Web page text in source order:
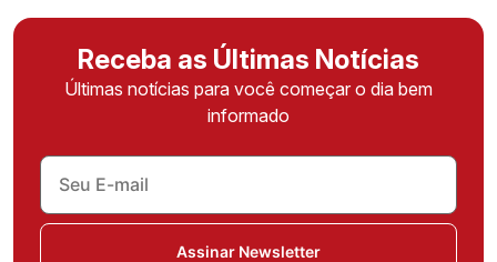
Receba as Últimas Notícias
Últimas notícias para você começar o dia bem
informado
Assinar Newsletter